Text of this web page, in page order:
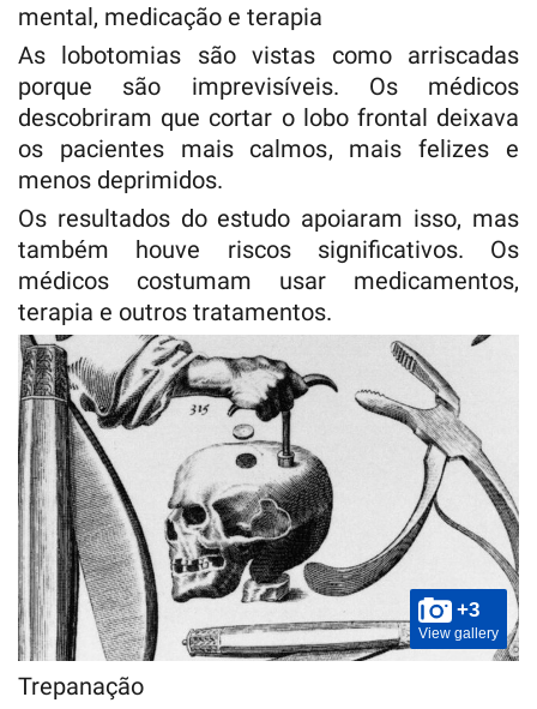
mental, medicação e terapia
As lobotomias são vistas como arriscadas
porque são imprevisíveis. Os médicos
descobriram que cortar o lobo frontal deixava
os pacientes mais calmos, mais felizes e
menos deprimidos.
Os resultados do estudo apoiaram isso, mas
também houve riscos significativos. Os
médicos costumam usar medicamentos,
terapia e outros tratamentos.
+3
View gallery
Trepanação